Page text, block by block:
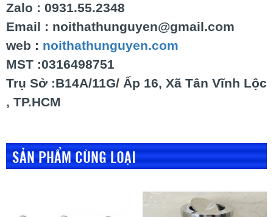
Zalo : 0931.55.2348
Email : noithathunguyen@gmail.com
web : noithathunguyen.com
MST :0316498751
Trụ Sở :B14A/11G/ Ấp 16, Xã Tân Vĩnh Lộc
, TP.HCM
SẢN PHẨM CÙNG LOẠI